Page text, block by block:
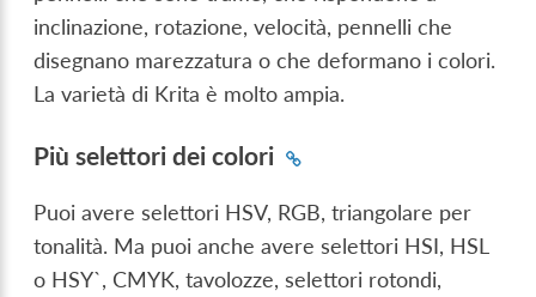
inclinazione, rotazione, velocità, pennelli che
disegnano marezzatura o che deformano i colori.
La varietà di Krita è molto ampia.
Più selettori dei colori
Puoi avere selettori HSV, RGB, triangolare per
tonalità. Ma puoi anche avere selettori HSI, HSL
o HSY`, CMYK, tavolozze, selettori rotondi,